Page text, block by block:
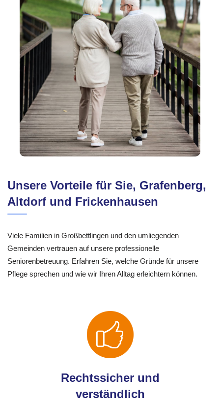
Unsere Vorteile für Sie, Grafenberg,
Altdorf und Frickenhausen
Viele Familien in Großbettlingen und den umliegenden
Gemeinden vertrauen auf unsere professionelle
Seniorenbetreuung. Erfahren Sie, welche Gründe für unsere
Pflege sprechen und wie wir Ihren Alltag erleichtern können.
Rechtssicher und
verständlich